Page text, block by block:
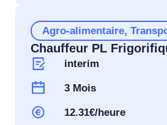
Agro-alimentaire,
Chauffeur PL
interim
3 Mois
12.31€/heure